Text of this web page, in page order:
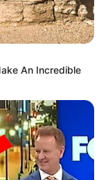
An Incredible